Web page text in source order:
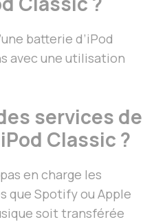
batterie d’iPod
avec une utilisation
services de
Classic ?
en charge les
que Spotify ou Apple
soit transférée